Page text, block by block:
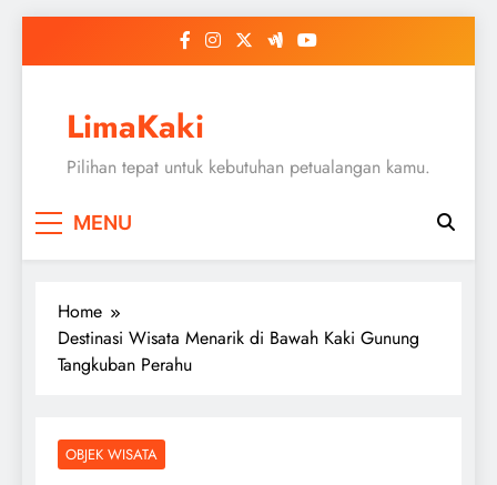
LimaKaki
Pilihan tepat untuk kebutuhan petualangan kamu.
MENU
Home
Destinasi Wisata Menarik di Bawah Kaki Gunung
Tangkuban Perahu
OBJEK WISATA